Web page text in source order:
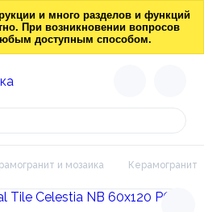
и много разделов и функций
При возникновении вопросов
доступным способом.
и мозаика Керамогранит